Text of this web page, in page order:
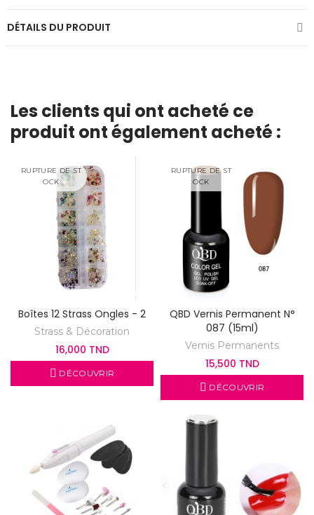
DÉTAILS DU PRODUIT
Les clients qui ont acheté ce
produit ont également acheté :
RUPTURE DE ST
OCK
Boîtes 12 Strass Ongles - 2
Strass & Décoration
16,000 TND
DÉCOUVRIR
RUPTURE DE ST
OCK
QBD Vernis Permanent N°
087 (15ml)
Vernis Permanents
15,500 TND
DÉCOUVRIR